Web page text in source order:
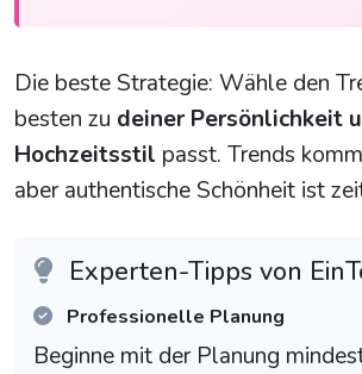
Die beste Strategie: Wähle den
besten zu deiner Persönlichkeit
Hochzeitsstil passt. Trends
aber authentische Schönheit ist
Experten-Tipps von
Professionelle Planung
Beginne mit der Planung